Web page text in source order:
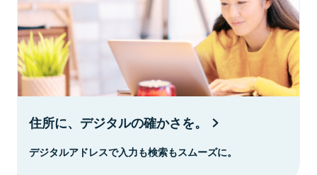
住所に、デジタルの確かさを。
デジタルアドレスで入力も検索もスムーズに。